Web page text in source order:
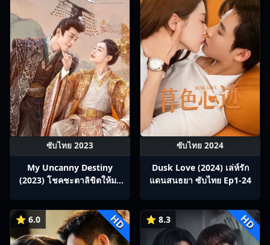
ซับไทย 2023
My Uncanny Destiny
(2023) โชคชะตาลิขิตให้มา
ซับไทย 2024
Dusk Love (2024) เล่ห์รัก
แดนสนธยา ซับไทย Ep1-24
⭐ 6.0 HD ⭐ 8.3 HD